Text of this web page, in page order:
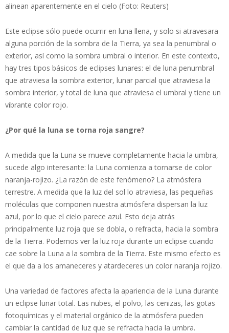
alinean aparentemente en el cielo (Foto: Reuters)
Este eclipse sólo puede ocurrir en luna llena, y solo si atravesara
alguna porción de la sombra de la Tierra, ya sea la penumbral o
exterior, así como la sombra umbral o interior. En este contexto,
hay tres tipos básicos de eclipses lunares: el de luna penumbral
que atraviesa la sombra exterior, lunar parcial que atraviesa la
sombra interior, y total de luna que atraviesa el umbral y tiene un
vibrante color rojo.
¿Por qué la luna se torna roja sangre?
A medida que la Luna se mueve completamente hacia la umbra,
sucede algo interesante: la Luna comienza a tornarse de color
naranja-rojizo. ¿La razón de este fenómeno? La atmósfera
terrestre. A medida que la luz del sol lo atraviesa, las pequeñas
moléculas que componen nuestra atmósfera dispersan la luz
azul, por lo que el cielo parece azul. Esto deja atrás
principalmente luz roja que se dobla, o refracta, hacia la sombra
de la Tierra. Podemos ver la luz roja durante un eclipse cuando
cae sobre la Luna a la sombra de la Tierra. Este mismo efecto es
el que da a los amaneceres y atardeceres un color naranja rojizo.
Una variedad de factores afecta la apariencia de la Luna durante
un eclipse lunar total. Las nubes, el polvo, las cenizas, las gotas
fotoquímicas y el material orgánico de la atmósfera pueden
cambiar la cantidad de luz que se refracta hacia la umbra.